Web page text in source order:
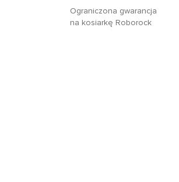
Ograniczona gwarancja
na kosiarkę Roborock